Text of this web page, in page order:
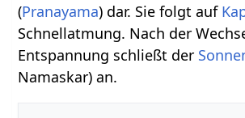
(Pranayama) dar. Sie folgt auf
Schnellatmung. Nach der
Entspannung schließt der
Namaskar) an.